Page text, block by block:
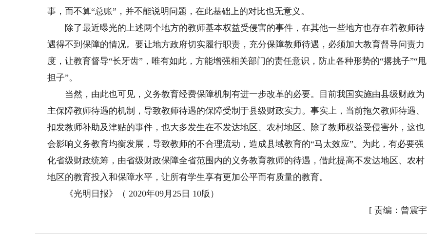
事，而不算“总账”，并不能说明问题，在此基础上的对比也无意义。
除了最近曝光的上述两个地方的教师基本权益受侵害的事件，在其他一些地方也存在着教师待
遇得不到保障的情况。要让地方政府切实履行职责，充分保障教师待遇，必须加大教育督导问责力
度，让教育督导“长牙齿”，唯有如此，方能增强相关部门的责任意识，防止各种形势的“撂挑子”“甩
担子”。
当然，由此也可见，义务教育经费保障机制有进一步改革的必要。目前我国实施由县级财政为
主保障教师待遇的机制，导致教师待遇的保障受制于县级财政实力。事实上，当前拖欠教师待遇、
扣发教师补助及津贴的事件，也大多发生在不发达地区、农村地区。除了教师权益受侵害外，这也
会影响义务教育均衡发展，导致教师的不合理流动，造成县域教育的“马太效应”。为此，有必要强
化省级财政统筹，由省级财政保障全省范围内的义务教育教师的待遇，借此提高不发达地区、农村
地区的教育投入和保障水平，让所有学生享有更加公平而有质量的教育。
《光明日报》（ 2020年09月25日 10版）
[ 责编：曾震宇